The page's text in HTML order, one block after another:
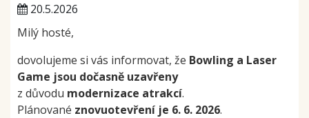
20.5.2026
Milý hosté,
dovolujeme si vás informovat, že Bowling a Laser
Game jsou dočasně uzavřeny
z důvodu modernizace atrakcí.
Plánované znovuotevření je 6. 6. 2026.